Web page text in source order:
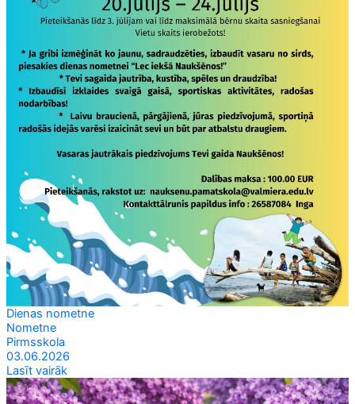
Dienas nometne
Nometne
Pirmsskola
03.06.2026
Lasīt vairāk